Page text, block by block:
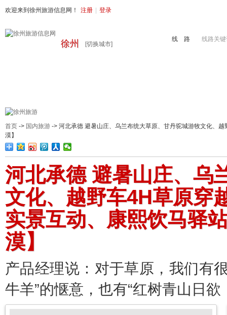
欢迎来到徐州旅游信息网！ 注册 登录
徐州 [切换城市]
线路关
线 路
首页 -> 国内旅游 -> 河北承德 避暑山庄、乌兰布统大草原、甘丹驼城游牧文化、
漠】
河北承德 避暑山庄、乌
文化、越野车4H草原穿
实景互动、康熙饮马驿
漠】
产品经理说：对于草原，我们有
牛羊”的惬意，也有“红树青山日欲